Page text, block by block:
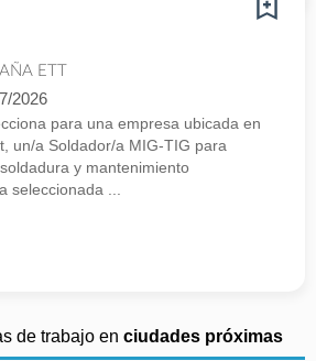
ETT
2026
para una empresa ubicada en
un/a Soldador/a MIG-TIG para
y mantenimiento
seleccionada ...
de trabajo en ciudades próximas